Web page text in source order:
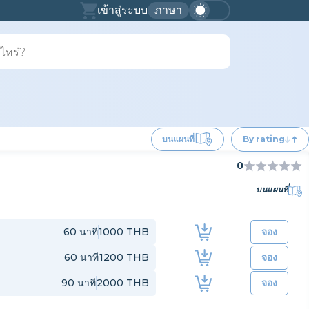
เข้าสู่ระบบ ภาษา
บนแผนที่ By rating
บนแผนที่
60 นาที1000 THB จอง
60 นาที1200 THB จอง
90 นาที2000 THB จอง
0